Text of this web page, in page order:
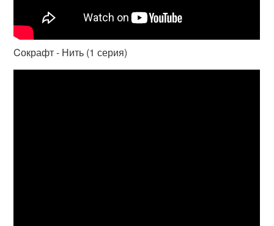
Cокрафт - Нить (1 серия)